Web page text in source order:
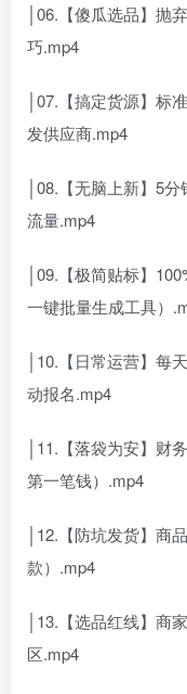
│06.【傻瓜选品】抛
巧.mp4
│07.【搞定货源】标
发供应商.mp4
│08.【无脑上新】5
流量.mp4
│09.【极简贴标】
一键批量生成工具）
│10.【日常运营】每
动报名.mp4
│11.【落袋为安】财
第一笔钱）.mp4
│12.【防坑发货】商
款）.mp4
│13.【选品红线】商
区.mp4